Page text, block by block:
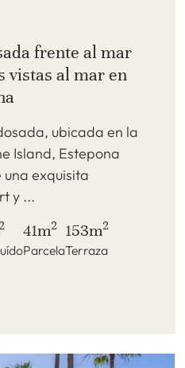
frente al mar
vistas al mar en
ubicada en la
Island, Estepona
exquisita
y ...
41m2
Parcela
153m2
Terraza